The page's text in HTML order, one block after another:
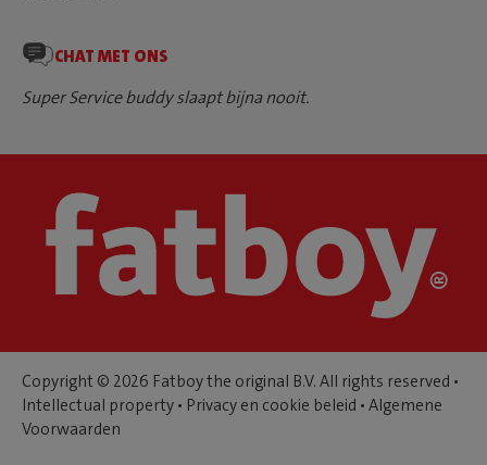
CHAT MET ONS
Super Service buddy slaapt bijna nooit.
Copyright © 2026 Fatboy the original B.V. All rights reserved •
Intellectual property • Privacy en cookie beleid • Algemene
Voorwaarden